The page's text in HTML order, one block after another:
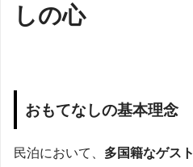
しの心
おもてなしの基本理念
民泊において、 多国籍なゲスト